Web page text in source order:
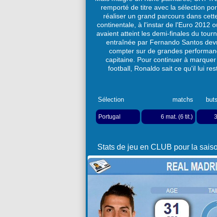
remporté de titre avec la sélection
réaliser un grand parcours dans
continentale, à l'instar de l'Euro 2012
avaient atteint les demi-finales du
entraînée par Fernando Santos
compter sur de grandes
capitaine. Pour continuer à
football, Ronaldo sait ce qu'il lui
Sélection matchs buts
Portugal 6 mat. (6 tit.) 3
Stats de jeu en CLUB pour la